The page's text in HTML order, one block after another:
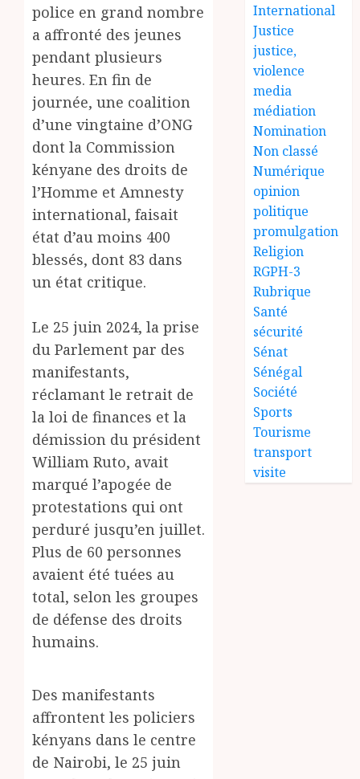
police en grand nombre
a affronté des jeunes
pendant plusieurs
heures. En fin de
journée, une coalition
d’une vingtaine d’ONG
dont la Commission
kényane des droits de
l’Homme et Amnesty
international, faisait
état d’au moins 400
blessés, dont 83 dans
un état critique.
Le 25 juin 2024, la prise
du Parlement par des
manifestants,
réclamant le retrait de
la loi de finances et la
démission du président
William Ruto, avait
marqué l’apogée de
protestations qui ont
perduré jusqu’en juillet.
Plus de 60 personnes
avaient été tuées au
total, selon les groupes
de défense des droits
humains.
Des manifestants
affrontent les policiers
kényans dans le centre
de Nairobi, le 25 juin
International
Justice
justice,
violence
media
médiation
Nomination
Non classé
Numérique
opinion
politique
promulgation
Religion
RGPH-3
Rubrique
Santé
sécurité
Sénat
Sénégal
Société
Sports
Tourisme
transport
visite